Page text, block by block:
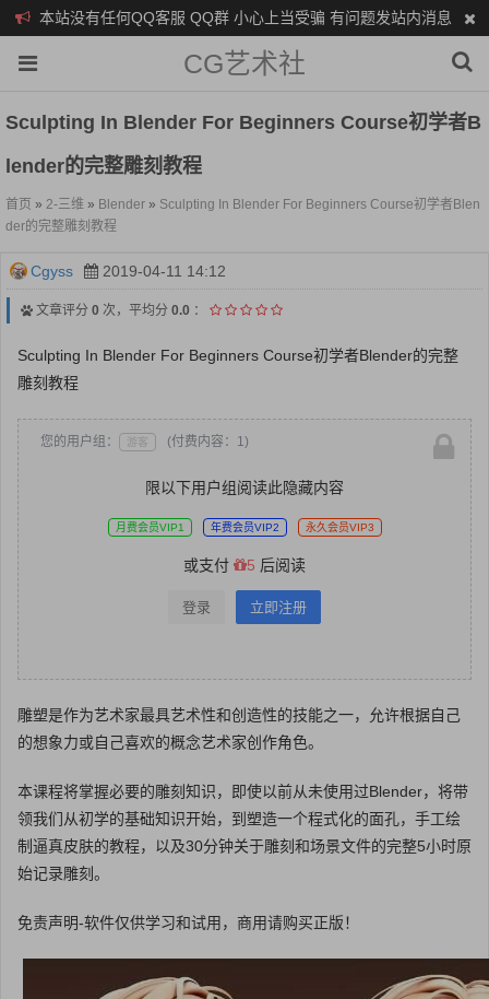
本站没有任何QQ客服 QQ群 小心上当受骗 有问题发站内消息
CG艺术社
Sculpting In Blender For Beginners Course初学者B
Lender的完整雕刻教程
首页 » 2-三维 » Blender » Sculpting In Blender For Beginners Course初学者Blen
der的完整雕刻教程
Cgyss 2019-04-11 14:12
文章评分 0 次，平均分 0.0 ：
Sculpting In Blender For Beginners Course初学者Blender的完整
雕刻教程
您的用户组： 游客 (付费内容：1)
限以下用户组阅读此隐藏内容
月费会员VIP1 年费会员VIP2 永久会员VIP3
或支付 5 后阅读
登录 立即注册
雕塑是作为艺术家最具艺术性和创造性的技能之一，允许根据自己
的想象力或自己喜欢的概念艺术家创作角色。
本课程将掌握必要的雕刻知识，即使以前从未使用过Blender，将带
领我们从初学的基础知识开始，到塑造一个程式化的面孔，手工绘
制逼真皮肤的教程，以及30分钟关于雕刻和场景文件的完整5小时原
始记录雕刻。
免责声明-软件仅供学习和试用，商用请购买正版！